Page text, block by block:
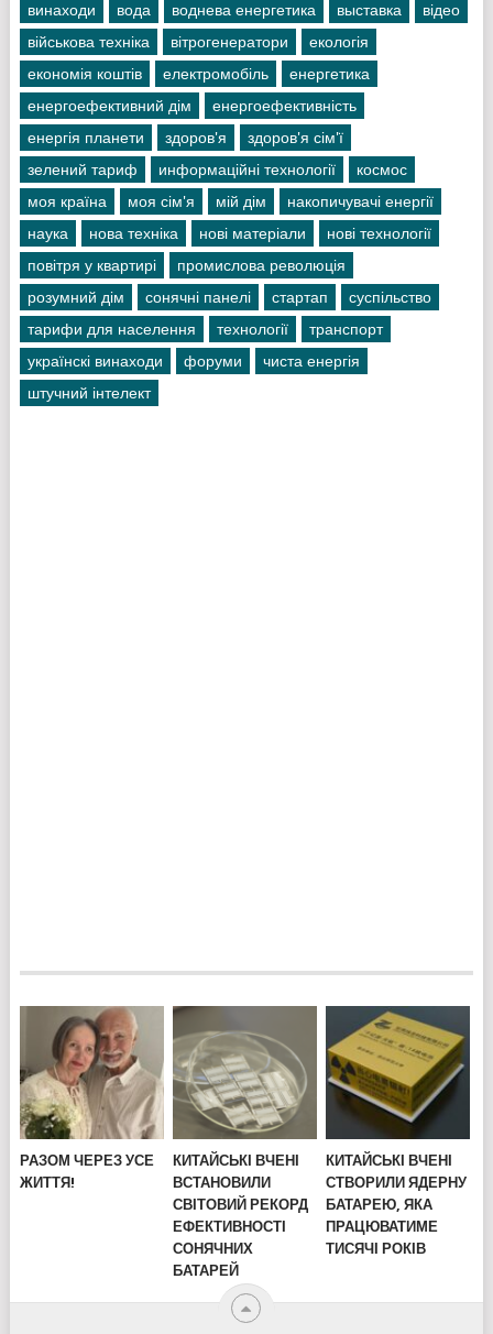
винаходи
вода воднева енергетика выставка
відео
військова техніка
вітрогенератори
екологія
економія коштів
електромобіль
енергетика
енергоефективний дім
енергоефективність
енергія планети
здоров'я
здоров'я сім'ї
зелений тариф
информаційні технології
космос
моя країна
моя сім'я мій дім
накопичувачі енергії
наука
нова техніка нові матеріали
нові технології
повітря у квартирі
промислова революція
розумний дім
сонячні панелі стартап
суспільство
тарифи для населення
технології
транспорт
українскі винаходи
форуми
чиста енергія
штучний інтелект
РАЗОМ ЧЕРЕЗ УСЕ
ЖИТТЯ!
КИТАЙСЬКІ ВЧЕНІ
ВСТАНОВИЛИ
СВІТОВИЙ РЕКОРД
ЕФЕКТИВНОСТІ
СОНЯЧНИХ
БАТАРЕЙ
КИТАЙСЬКІ ВЧЕНІ
СТВОРИЛИ ЯДЕРНУ
БАТАРЕЮ, ЯКА
ПРАЦЮВАТИМЕ
ТИСЯЧІ РОКІВ